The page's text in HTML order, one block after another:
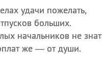
удачи пожелать,
больших.
начальников не
же — от души.